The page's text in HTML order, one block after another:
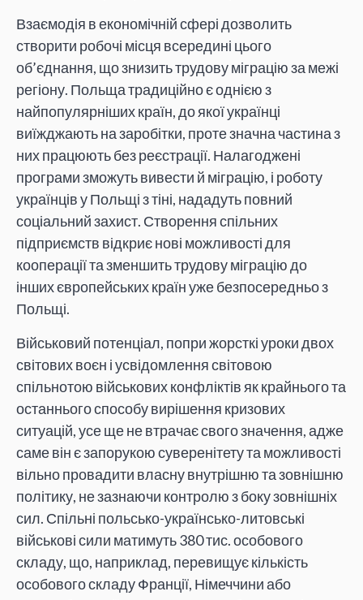
Взаємодія в економічній сфері дозволить
створити робочі місця всередині цього
об’єднання, що знизить трудову міграцію за межі
регіону. Польща традиційно є однією з
найпопулярніших країн, до якої українці
виїжджають на заробітки, проте значна частина з
них працюють без реєстрації. Налагоджені
програми зможуть вивести й міграцію, і роботу
українців у Польщі з тіні, нададуть повний
соціальний захист. Створення спільних
підприємств відкриє нові можливості для
кооперації та зменшить трудову міграцію до
інших європейських країн уже безпосередньо з
Польщі.
Військовий потенціал, попри жорсткі уроки двох
світових воєн і усвідомлення світовою
спільнотою військових конфліктів як крайнього та
останнього способу вирішення кризових
ситуацій, усе ще не втрачає свого значення, адже
саме він є запорукою суверенітету та можливості
вільно провадити власну внутрішню та зовнішню
політику, не зазнаючи контролю з боку зовнішніх
сил. Спільні польсько-українсько-литовські
військові сили матимуть 380 тис. особового
складу, що, наприклад, перевищує кількість
особового складу Франції, Німеччини або